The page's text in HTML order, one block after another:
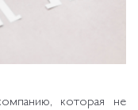
которая не